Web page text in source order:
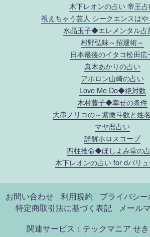
木下レオンの占い 帝王
視えちゃう芸人 シークエンスは
水晶玉子◆エレメンタル占
村野弘味～招運術～
日本最後のイタコ松田広
真木あかりの占い
アポロン山崎の占い
Love Me Do◆絶対数
木村藤子◆幸せの条件
大串ノリコの～紫微斗数と姓
マヤ暦占い
詳解ホロスコープ
四柱推命◆ほしよみ堂の
木下レオンの占い for dバリ
お問い合わせ 利用規約 プライバシ
特定商取引法に基づく表記
メール
関連サービス：テックマニア せ